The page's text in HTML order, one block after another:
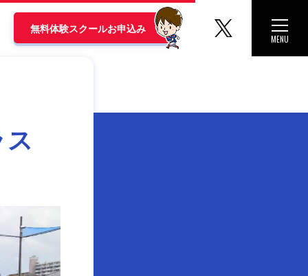
Toggle
MENU
無料体験スクールお申込み マリノ